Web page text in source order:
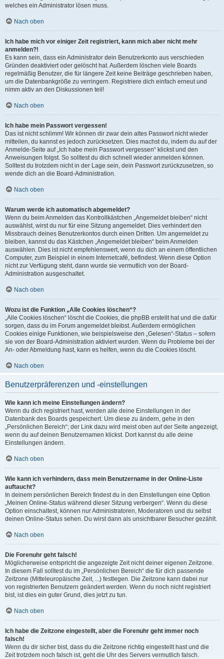
welches ein Administrator lösen muss.
Nach oben
Ich habe mich vor einiger Zeit registriert, kann mich aber nicht mehr
anmelden?!
Es kann sein, dass ein Administrator dein Benutzerkonto aus verschieden
Gründen deaktiviert oder gelöscht hat. Außerdem löschen viele Boards
regelmäßig Benutzer, die für längere Zeit keine Beiträge geschrieben haben,
um die Datenbankgröße zu verringern. Registriere dich einfach erneut und
nimm aktiv an den Diskussionen teil!
Nach oben
Ich habe mein Passwort vergessen!
Das ist nicht schlimm! Wir können dir zwar dein altes Passwort nicht wieder
mitteilen, du kannst es jedoch zurücksetzen. Dies machst du, indem du auf der
Anmelde-Seite auf „Ich habe mein Passwort vergessen“ klickst und den
Anweisungen folgst. So solltest du dich schnell wieder anmelden können.
Solltest du trotzdem nicht in der Lage sein, dein Passwort zurückzusetzen, so
wende dich an die Board-Administration.
Nach oben
Warum werde ich automatisch abgemeldet?
Wenn du beim Anmelden das Kontrollkästchen „Angemeldet bleiben“ nicht
auswählst, wirst du nur für eine Sitzung angemeldet. Dies verhindert den
Missbrauch deines Benutzerkontos durch einen Dritten. Um angemeldet zu
bleiben, kannst du das Kästchen „Angemeldet bleiben“ beim Anmelden
auswählen. Dies ist nicht empfehlenswert, wenn du dich an einem öffentlichen
Computer, zum Beispiel in einem Internetcafé, befindest. Wenn diese Option
nicht zur Verfügung steht, dann wurde sie vermutlich von der Board-
Administration ausgeschaltet.
Nach oben
Wozu ist die Funktion „Alle Cookies löschen“?
„Alle Cookies löschen“ löscht die Cookies, die phpBB erstellt hat und die dafür
sorgen, dass du im Forum angemeldet bleibst. Außerdem ermöglichen
Cookies einige Funktionen, wie beispielsweise den „Gelesen“-Status – sofern
sie von der Board-Administration aktiviert wurden. Wenn du Probleme bei der
An- oder Abmeldung hast, kann es helfen, wenn du die Cookies löscht.
Nach oben
Benutzerpräferenzen und -einstellungen
Wie kann ich meine Einstellungen ändern?
Wenn du dich registriert hast, werden alle deine Einstellungen in der
Datenbank des Boards gespeichert. Um diese zu ändern, gehe in den
„Persönlichen Bereich“; der Link dazu wird meist oben auf der Seite angezeigt,
wenn du auf deinen Benutzernamen klickst. Dort kannst du alle deine
Einstellungen ändern.
Nach oben
Wie kann ich verhindern, dass mein Benutzername in der Online-Liste
auftaucht?
In deinem persönlichen Bereich findest du in den Einstellungen eine Option
„Meinen Online-Status während dieser Sitzung verbergen“. Wenn du diese
Option einschaltest, können nur Administratoren, Moderatoren und du selbst
deinen Online-Status sehen. Du wirst dann als unsichtbarer Besucher gezählt.
Nach oben
Die Forenuhr geht falsch!
Möglicherweise entspricht die angezeigte Zeit nicht deiner eigenen Zeitzone.
In diesem Fall solltest du im „Persönlichen Bereich“ die für dich passende
Zeitzone (Mitteleuropäische Zeit, ...) festlegen. Die Zeitzone kann dabei nur
von registrierten Benutzern geändert werden. Wenn du noch nicht registriert
bist, ist dies ein guter Grund, dies jetzt zu tun.
Nach oben
Ich habe die Zeitzone eingestellt, aber die Forenuhr geht immer noch
falsch!
Wenn du dir sicher bist, dass du die Zeitzone richtig eingestellt hast und die
Zeit trotzdem noch falsch ist, geht die Uhr des Servers vermutlich falsch.